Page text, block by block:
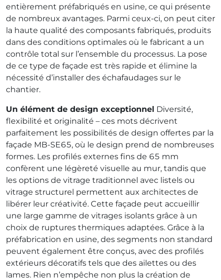
entièrement préfabriqués en usine, ce qui présente
de nombreux avantages. Parmi ceux-ci, on peut citer
la haute qualité des composants fabriqués, produits
dans des conditions optimales où le fabricant a un
contrôle total sur l’ensemble du processus. La pose
de ce type de façade est très rapide et élimine la
nécessité d’installer des échafaudages sur le
chantier.
Un élément de design exceptionnel Diversité,
flexibilité et originalité – ces mots décrivent
parfaitement les possibilités de design offertes par la
façade MB-SE65, où le design prend de nombreuses
formes. Les profilés externes fins de 65 mm
confèrent une légèreté visuelle au mur, tandis que
les options de vitrage traditionnel avec listels ou
vitrage structurel permettent aux architectes de
libérer leur créativité. Cette façade peut accueillir
une large gamme de vitrages isolants grâce à un
choix de ruptures thermiques adaptées. Grâce à la
préfabrication en usine, des segments non standard
peuvent également être conçus, avec des profilés
extérieurs décoratifs tels que des ailettes ou des
lames. Rien n’empêche non plus la création de